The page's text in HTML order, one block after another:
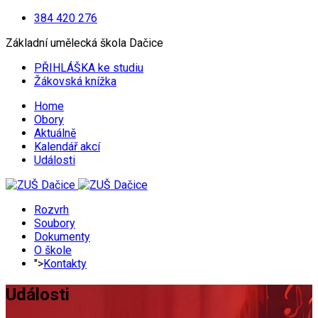
384 420 276
Základní umělecká škola Dačice
PŘIHLÁŠKA ke studiu
Žákovská knížka
Home
Obory
Aktuálně
Kalendář akcí
Události
Rozvrh
Soubory
Dokumenty
O škole
">Kontakty
Události